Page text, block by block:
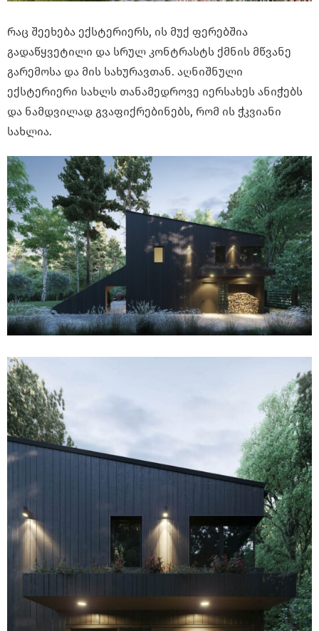
რაც შეეხება ექსტერიერს, ის მუქ ფერებშია
გადაწყვეტილი და სრულ კონტრასტს ქმნის მწვანე
გარემოსა და მის სახურავთან. აღნიშნული
ექსტერიერი სახლს თანამედროვე იერსახეს ანიჭებს
და ნამდვილად გვაფიქრებინებს, რომ ის ჭკვიანი
სახლია.